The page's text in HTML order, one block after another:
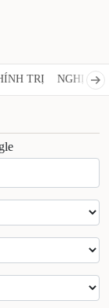
TRỊ NGHỊ